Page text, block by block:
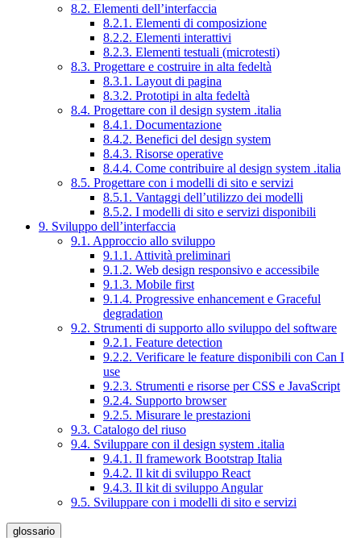
8.2. Elementi dell’interfaccia
8.2.1. Elementi di composizione
8.2.2. Elementi interattivi
8.2.3. Elementi testuali (microtesti)
8.3. Progettare e costruire in alta fedeltà
8.3.1. Layout di pagina
8.3.2. Prototipi in alta fedeltà
8.4. Progettare con il design system .italia
8.4.1. Documentazione
8.4.2. Benefici del design system
8.4.3. Risorse operative
8.4.4. Come contribuire al design system .italia
8.5. Progettare con i modelli di sito e servizi
8.5.1. Vantaggi dell’utilizzo dei modelli
8.5.2. I modelli di sito e servizi disponibili
9. Sviluppo dell’interfaccia
9.1. Approccio allo sviluppo
9.1.1. Attività preliminari
9.1.2. Web design responsivo e accessibile
9.1.3. Mobile first
9.1.4. Progressive enhancement e Graceful
degradation
9.2. Strumenti di supporto allo sviluppo del software
9.2.1. Feature detection
9.2.2. Verificare le feature disponibili con Can I
use
9.2.3. Strumenti e risorse per CSS e JavaScript
9.2.4. Supporto browser
9.2.5. Misurare le prestazioni
9.3. Catalogo del riuso
9.4. Sviluppare con il design system .italia
9.4.1. Il framework Bootstrap Italia
9.4.2. Il kit di sviluppo React
9.4.3. Il kit di sviluppo Angular
9.5. Sviluppare con i modelli di sito e servizi
glossario